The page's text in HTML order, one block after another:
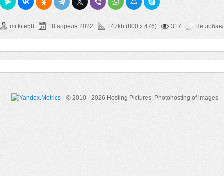
mr.kite58 18 апреля 2022 147kb (800 x 476) 317 Не
© 2010 - 2026 Hosting Pictures. Photohosting of images